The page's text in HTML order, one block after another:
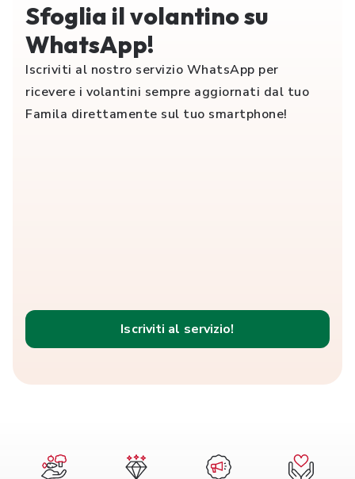
Sfoglia il volantino su
WhatsApp!
Iscriviti al nostro servizio WhatsApp per
ricevere i volantini sempre aggiornati dal tuo
Famila direttamente sul tuo smartphone!
Iscriviti al servizio!